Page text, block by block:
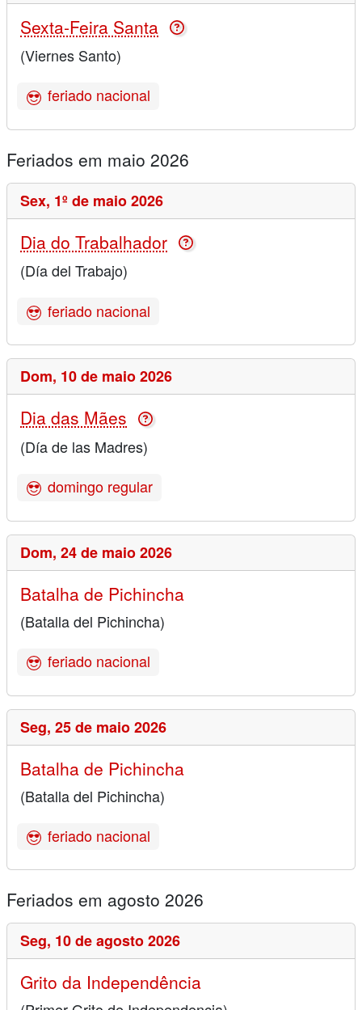
Sexta-Feira Santa
(Viernes Santo)
feriado nacional
Feriados em maio 2026
Sex, 1º de maio 2026
Dia do Trabalhador
(Día del Trabajo)
feriado nacional
Dom, 10 de maio 2026
Dia das Mães
(Día de las Madres)
domingo regular
Dom, 24 de maio 2026
Batalha de Pichincha
(Batalla del Pichincha)
feriado nacional
Seg, 25 de maio 2026
Batalha de Pichincha
(Batalla del Pichincha)
feriado nacional
Feriados em agosto 2026
Seg, 10 de agosto 2026
Grito da Independência